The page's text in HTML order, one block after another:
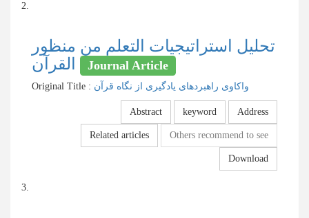
2.
تحليل استراتيجيات التعلم من منظور
Journal Article
Original Title : واکاوی راهبردهای یادگیری از نگاه قرآن
Abstract keyword Address
Related articles Others recommend to see
Download
3.